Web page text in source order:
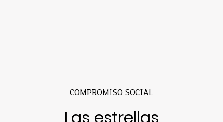
COMPROMISO SOCIAL
Las estrellas